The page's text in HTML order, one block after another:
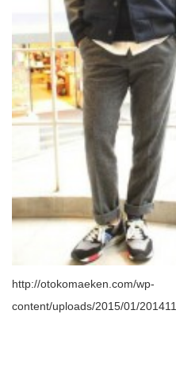
http://otokomaeken.com/wp-
content/uploads/2015/01/